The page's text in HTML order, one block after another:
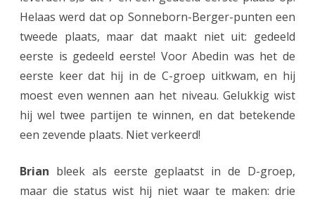
Helaas werd dat op Sonneborn-Berger-punten een
tweede plaats, maar dat maakt niet uit: gedeeld
eerste is gedeeld eerste! Voor Abedin was het de
eerste keer dat hij in de C-groep uitkwam, en hij
moest even wennen aan het niveau. Gelukkig wist
hij wel twee partijen te winnen, en dat betekende
een zevende plaats. Niet verkeerd!
Brian bleek als eerste geplaatst in de D-groep,
maar die status wist hij niet waar te maken: drie